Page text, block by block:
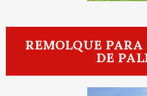
REMOLQUE PARA
DE